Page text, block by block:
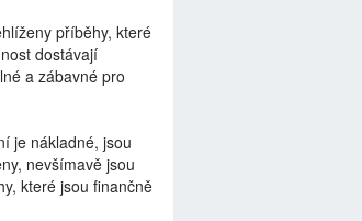
příběhy, které
dostávají
a zábavné pro
je nákladné, jsou
nevšímavě jsou
které jsou finančně